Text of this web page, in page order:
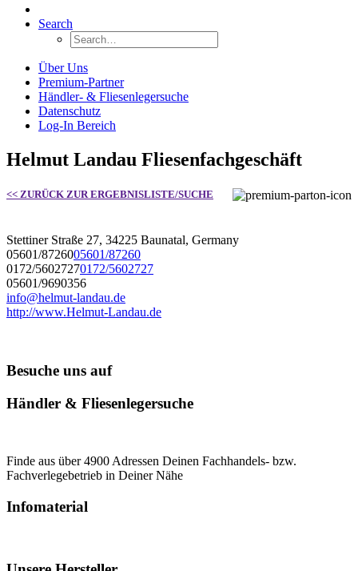
Search
Über Uns
Premium-Partner
Händler- & Fliesenlegersuche
Datenschutz
Log-In Bereich
Helmut Landau Fliesenfachgeschäft
<< ZURÜCK ZUR ERGEBNISLISTE/SUCHE
Stettiner Straße 27, 34225 Baunatal, Germany
05601/8726005601/87260
0172/56027270172/5602727
05601/9690356
info@helmut-landau.de
http://www.Helmut-Landau.de
Besuche uns auf
Händler & Fliesenlegersuche
Finde aus über 4900 Adressen Deinen Fachhandels- bzw.
Fachverlegebetrieb in Deiner Nähe
Infomaterial